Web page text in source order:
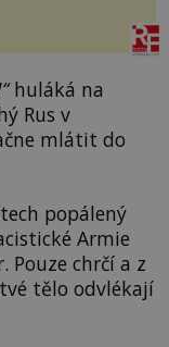
huláká na
Rus v
mlátit do
popálený
Armie
Pouze chrčí a z
tělo odvlékají